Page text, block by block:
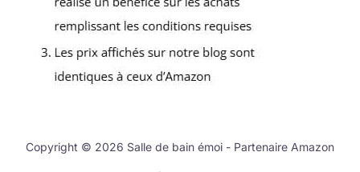
Copyright © 2026 Salle de bain émoi - Partenaire Amazon